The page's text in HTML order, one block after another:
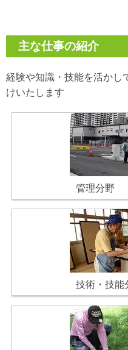
主な仕事の紹介
経験や知識・技能を活かし
けいたします
管理分野
技術・技能